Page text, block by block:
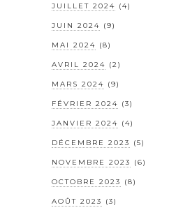
JUILLET 2024 (4)
JUIN 2024 (9)
MAI 2024 (8)
AVRIL 2024 (2)
MARS 2024 (9)
FÉVRIER 2024 (3)
JANVIER 2024 (4)
DÉCEMBRE 2023 (5)
NOVEMBRE 2023 (6)
OCTOBRE 2023 (8)
AOÛT 2023 (3)